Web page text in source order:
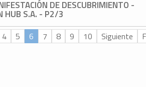
DE DESCUBRIMIENTO -
HUB S.A. - P2/3
4 5 6 7 8 9 10 Siguiente